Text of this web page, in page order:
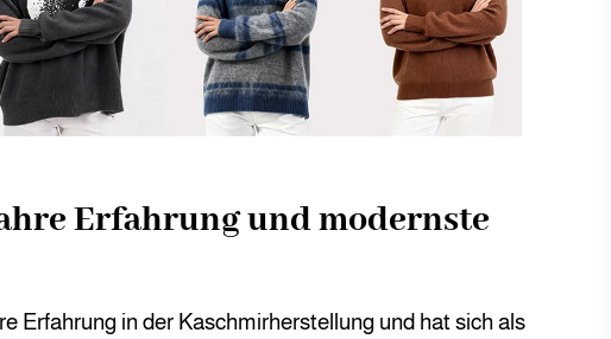
Erfahrung und modernste
Erfahrung in der Kaschmirherstellung und hat sich als